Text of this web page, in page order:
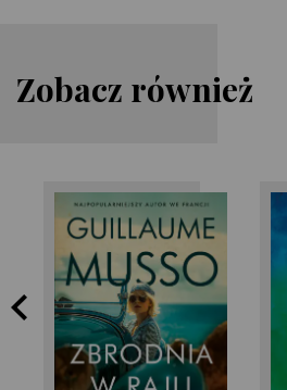
Zobacz również
Guillaume Musso